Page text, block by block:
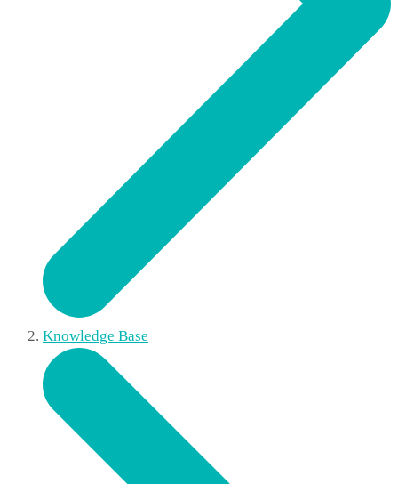
Knowledge Base